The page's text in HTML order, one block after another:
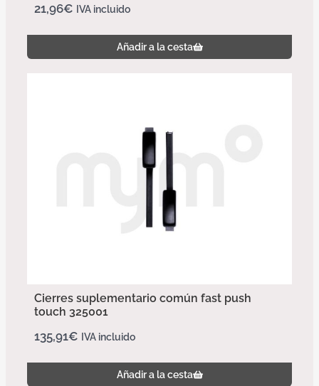
21,96€ IVA incluido
Añadir a la cesta
Cierres suplementario común fast push
touch 325001
135,91€ IVA incluido
Añadir a la cesta